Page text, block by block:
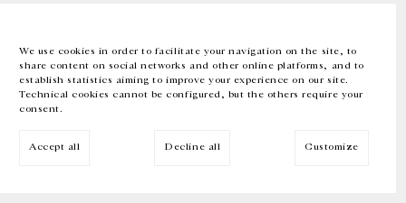
We use cookies in order to facilitate your navigation on the site, to
share content on social networks and other online platforms, and to
establish statistics aiming to improve your experience on our site.
Technical cookies cannot be configured, but the others require your
consent.
Accept all Decline all Customize
EN FR 中文 Facebook Instagram
Inscrivez-vous à notre newsletter